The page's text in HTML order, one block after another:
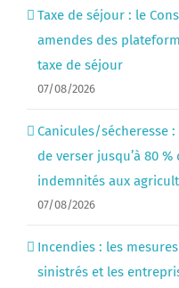
Taxe de séjour : le
amendes des
taxe de séjour
07/08/2026
Canicules/sécheresse
de verser jusqu’à 80
indemnités aux
07/08/2026
Incendies : les
sinistrés et les